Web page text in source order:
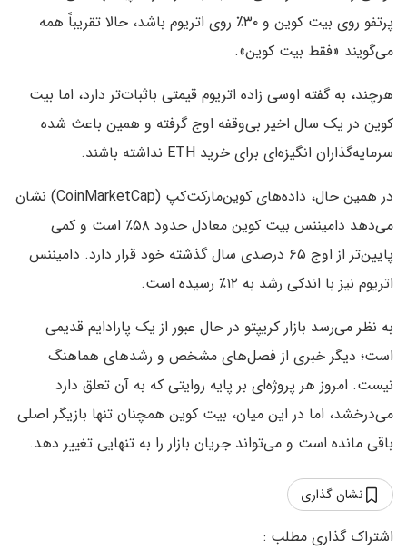
پرتفو روی بیت کوین و ۳۰٪ روی اتریوم باشد، حالا تقریباً همه
می‌گویند «فقط بیت کوین».
هرچند، به گفته اوسی زاده اتریوم قیمتی باثبات‌تر دارد، اما بیت
کوین در یک سال اخیر بی‌وقفه اوج گرفته و همین باعث شده
سرمایه‌گذاران انگیزه‌ای برای خرید ETH نداشته باشند.
در همین حال، داده‌های کوین‌مارکت‌کپ (CoinMarketCap) نشان
می‌دهد دامیننس بیت کوین معادل حدود ۵۸٪ است و کمی
پایین‌تر از اوج ۶۵ درصدی سال گذشته خود قرار دارد. دامیننس
اتریوم نیز با اندکی رشد به ۱۲٪ رسیده است.
به نظر می‌رسد بازار کریپتو در حال عبور از یک پارادایم قدیمی
است؛ دیگر خبری از فصل‌های مشخص و رشدهای هماهنگ
نیست. امروز هر پروژه‌ای بر پایه روایتی که به آن تعلق دارد
می‌درخشد، اما در این میان، بیت کوین همچنان تنها بازیگر اصلی
باقی مانده است و می‌تواند جریان بازار را به تنهایی تغییر دهد.
نشان گذاری